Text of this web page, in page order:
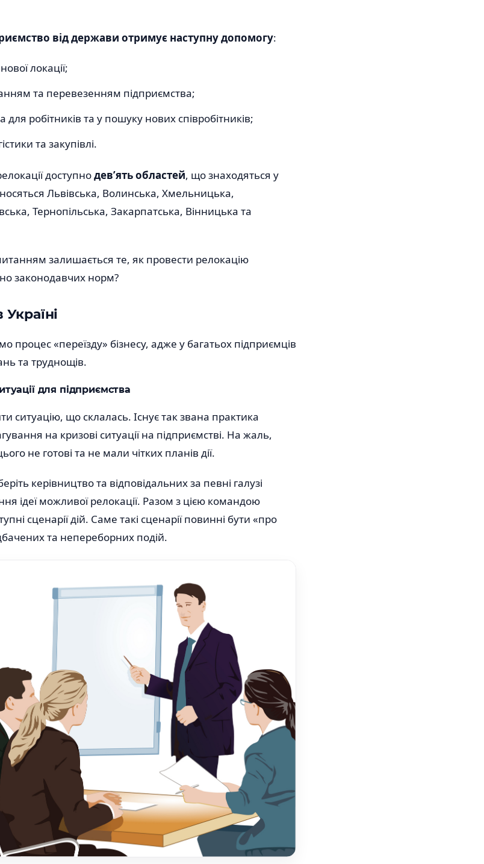
від держави отримує наступну допомогу:
локації;
та перевезенням підприємства;
робітників та у пошуку нових співробітників;
та закупівлі.
доступнодев’ять областей, що знаходяться у
Львівська, Волинська, Хмельницька,
Тернопільська, Закарпатська, Вінницька та
залишається те, як провести релокацію
законодавчих норм?
Україні
процес «переїзду» бізнесу, адже у багатьох підприємців
та труднощів.
для підприємства
ситуацію, що склалась. Існує так звана практика
на кризові ситуації на підприємстві. На жаль,
не готові та не мали чітких планів дії.
керівництво та відповідальних за певні галузі
ідеї можливої релокації. Разом з цією командою
сценарії дій. Саме такі сценарії повинні бути «про
та непереборних подій.